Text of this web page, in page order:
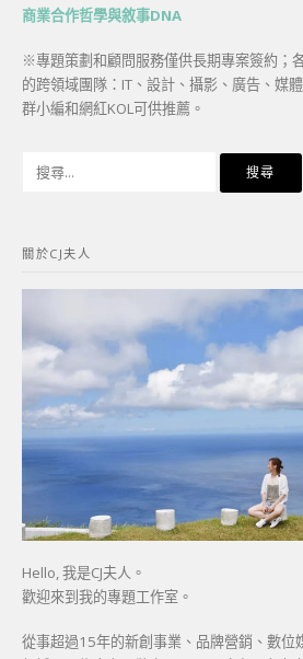
商業合作哲學與敘事DNA
※專題策劃和顧問服務僅供長期專案簽約；
的跨領域團隊：IT、設計、攝影、廣告、媒
群小編和網紅KOL可供推薦。
字:
關於CJ夫人
Hello, 我是CJ夫人。
歡迎來到我的專題工作室。
從事超過15年的新創事業、品牌營銷、數位